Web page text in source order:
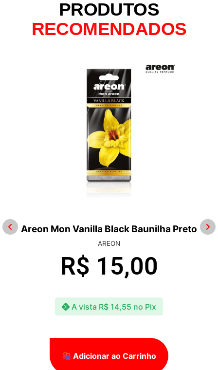
PRODUTOS
RECOMENDADOS
Areon Mon Vanilla Black Baunilha Preto
AREON
R$ 15,00
A vista R$ 14,55 no Pix
Adicionar ao Carrinho